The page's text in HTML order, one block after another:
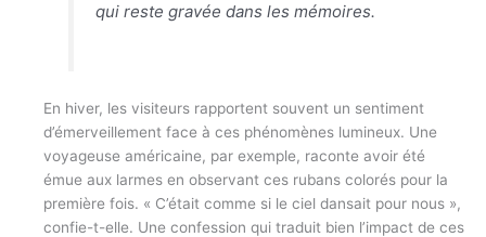
qui reste gravée dans les mémoires.
En hiver, les visiteurs rapportent souvent un sentiment
d’émerveillement face à ces phénomènes lumineux. Une
voyageuse américaine, par exemple, raconte avoir été
émue aux larmes en observant ces rubans colorés pour la
première fois. « C’était comme si le ciel dansait pour nous »,
confie-t-elle. Une confession qui traduit bien l’impact de ces